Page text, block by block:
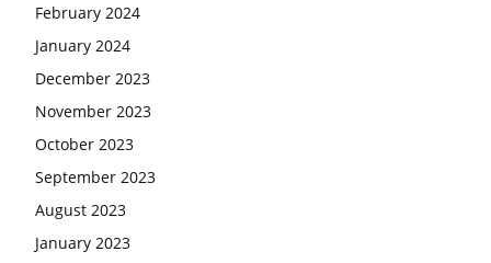
February 2024
January 2024
December 2023
November 2023
October 2023
September 2023
August 2023
January 2023